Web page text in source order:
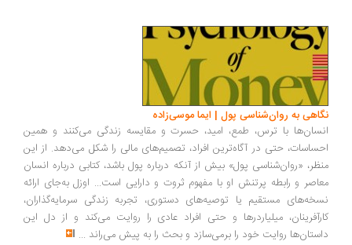
به روان‌شناسی پول | ایما موسی‌زاده
با ترس، طمع، امید، حسرت و مقایسه زندگی می‌کنند و همین
حتی در آگاه‌ترین افراد، تصمیم‌های مالی را شکل می‌دهد. از این
«روان‌شناسی پول» بیش از آنکه درباره پول باشد، کتابی درباره انسان
و رابطه پرتنش او با مفهوم ثروت و دارایی است... اوزل به‌جای ارائه
مستقیم یا توصیه‌های دستوری، تجربه زندگی سرمایه‌گذاران،
میلیاردرها و حتی افراد عادی را روایت می‌کند و از دل این
روایت خود را برمی‌سازد و بحث را به پیش می‌راند ...